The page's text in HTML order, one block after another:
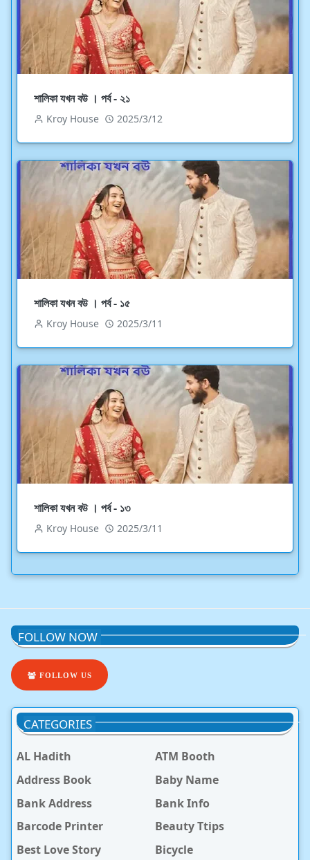
শালিকা যখন বউ । পর্ব - ২১
Kroy House 2025/3/12
শালিকা যখন বউ । পর্ব - ১৫
Kroy House 2025/3/11
শালিকা যখন বউ । পর্ব - ১৩
Kroy House 2025/3/11
FOLLOW NOW
FOLLOW US
CATEGORIES
AL Hadith
ATM Booth
Address Book
Baby Name
Bank Address
Bank Info
Barcode Printer
Beauty Ttips
Best Love Story
Bicycle